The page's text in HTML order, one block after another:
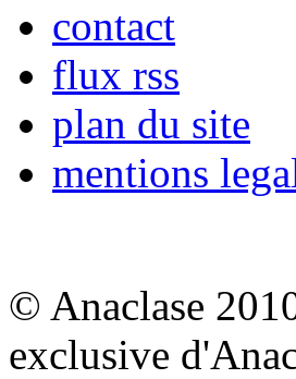
contact
flux rss
plan du site
mentions
© Anaclase
exclusive